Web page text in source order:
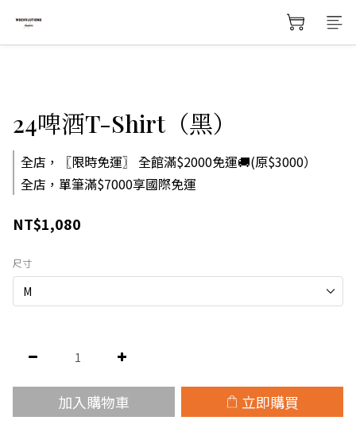
24啤酒T-Shirt（黑）
全店，〖限時免運〗 全館滿$2000免運🚚(原$3000）
全店，單筆滿$7000享國際免運
NT$1,080
尺寸
加入購物車 立即購買